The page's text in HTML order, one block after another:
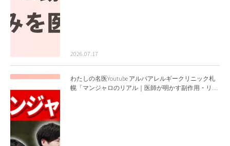
2026.07.17
わたしの名医Youtube アルバアレルギークリニック札
幌「マンジャロのリアル｜医師が明かす副作用・リバ